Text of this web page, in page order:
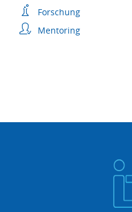
Forschung
Mentoring